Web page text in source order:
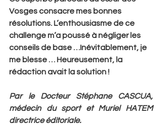
Vosges consacre mes bonnes
résolutions. L’enthousiasme de ce
challenge m’a poussé à négliger les
conseils de base …Inévitablement, je
me blesse … Heureusement, la
rédaction avait la solution !
Par le Docteur Stéphane CASCUA,
médecin du sport et Muriel HATEM
directrice éditoriale.